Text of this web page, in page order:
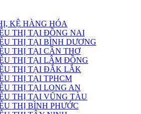
KỆ HÀNG HÓA
THỊ TẠI ĐỒNG NAI
THỊ TẠI BÌNH DƯƠNG
THỊ TẠI CẦN THƠ
THỊ TẠI LÂM ĐỒNG
THỊ TẠI ĐẮK LẮK
THỊ TẠI TPHCM
THỊ TẠI LONG AN
THỊ TẠI VŨNG TÀU
THỊ BÌNH PHƯỚC